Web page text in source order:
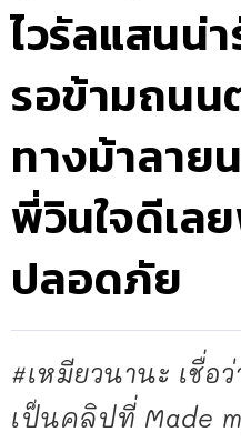
ไวรัลแสนน่
รอข้ามถนน
ทางม้าลาย
พี่วินใจดีเล
ปลอดภัย
#เหมียวนานะ เชื่อ
เป็นคลิปที่ Made